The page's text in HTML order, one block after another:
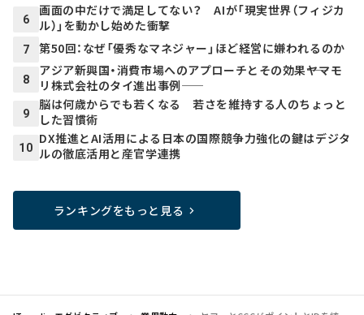
6
画面の中だけで満足してない？ AIが「現実世界（フィジカ
ル）」を動かし始めた衝撃
7 第50回：なぜ「優秀なマネジャー」ほど経営に嫌われるのか
8
アジア新興国・消費市場へのアプローチとその効果――ヤマモ
リ株式会社のタイ進出事例――
9
脳は何歳からでも若くなる 若さを維持する人のちょっと
した習慣術
10
DX推進とAI活用による日本の国際競争力強化の鍵はデジタ
ルの徹底活用と産官学連携
ランキングをもっと見る